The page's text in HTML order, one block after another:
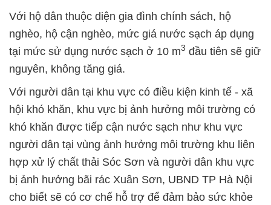
Với hộ dân thuộc diện gia đình chính sách, hộ
nghèo, hộ cận nghèo, mức giá nước sạch áp dụng
tại mức sử dụng nước sạch ở 10 m3 đầu tiên sẽ giữ
nguyên, không tăng giá.
Với người dân tại khu vực có điều kiện kinh tế - xã
hội khó khăn, khu vực bị ảnh hưởng môi trường có
khó khăn được tiếp cận nước sạch như khu vực
người dân tại vùng ảnh hưởng môi trường khu liên
hợp xử lý chất thải Sóc Sơn và người dân khu vực
bị ảnh hưởng bãi rác Xuân Sơn, UBND TP Hà Nội
cho biết sẽ có cơ chế hỗ trợ để đảm bảo sức khỏe